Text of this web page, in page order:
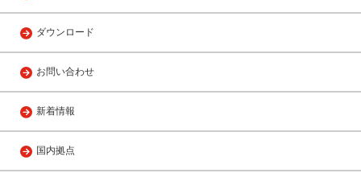
ダウンロード
お問い合わせ
新着情報
国内拠点